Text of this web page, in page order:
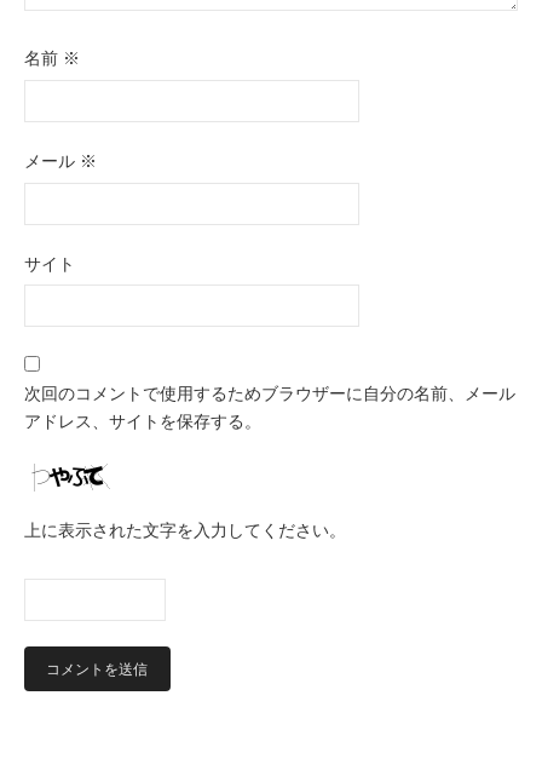
名前 ※
メール ※
サイト
次回のコメントで使用するためブラウザーに自分の名前、メール
アドレス、サイトを保存する。
上に表示された文字を入力してください。